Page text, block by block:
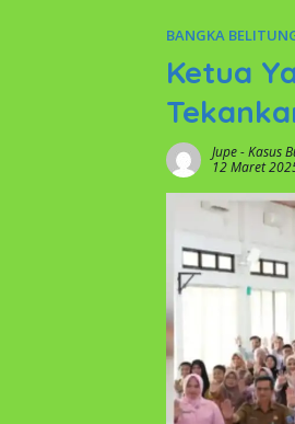
BANGKA
Ketua
Jupe-Kasus
12 Maret